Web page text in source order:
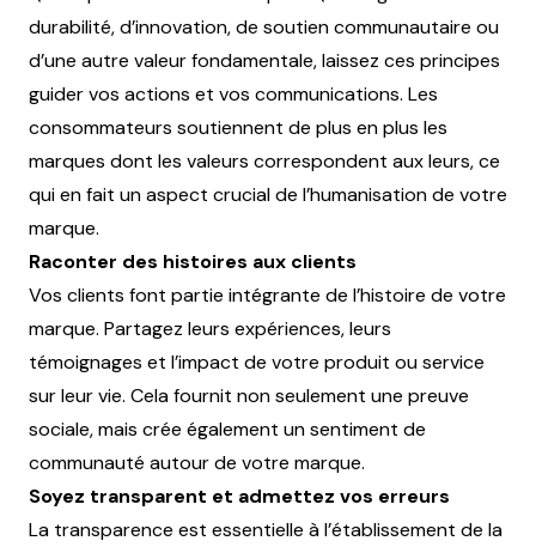
durabilité, d’innovation, de soutien communautaire ou
d’une autre valeur fondamentale, laissez ces principes
guider vos actions et vos communications. Les
consommateurs soutiennent de plus en plus les
marques dont les valeurs correspondent aux leurs, ce
qui en fait un aspect crucial de l’humanisation de votre
marque.
Raconter des histoires aux clients
Vos clients font partie intégrante de l’histoire de votre
marque. Partagez leurs expériences, leurs
témoignages et l’impact de votre produit ou service
sur leur vie. Cela fournit non seulement une preuve
sociale, mais crée également un sentiment de
communauté autour de votre marque.
Soyez transparent et admettez vos erreurs
La transparence est essentielle à l’établissement de la